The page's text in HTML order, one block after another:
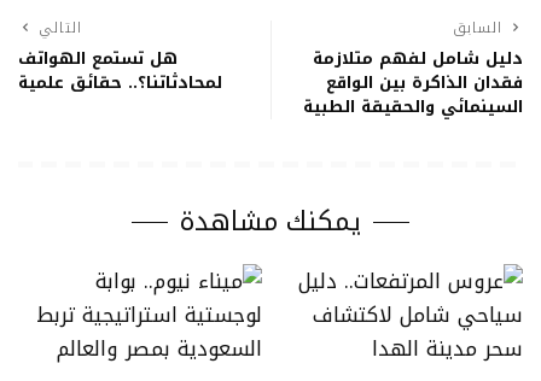
السابق
دليل شامل لفهم متلازمة
فقدان الذاكرة بين الواقع
السينمائي والحقيقة الطبية
التالي
هل تستمع الهواتف
لمحادثاتنا؟.. حقائق علمية
يمكنك مشاهدة